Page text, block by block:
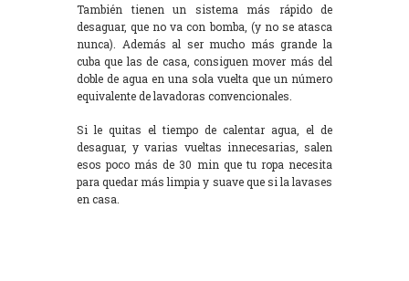
También tienen un sistema más rápido de
desaguar, que no va con bomba, (y no se atasca
nunca). Además al ser mucho más grande la
cuba que las de casa, consiguen mover más del
doble de agua en una sola vuelta que un número
equivalente de lavadoras convencionales.
Si le quitas el tiempo de calentar agua, el de
desaguar, y varias vueltas innecesarias, salen
esos poco más de 30 min que tu ropa necesita
para quedar más limpia y suave que si la lavases
en casa.